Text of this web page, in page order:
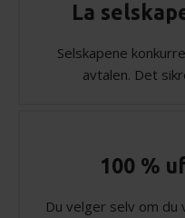
La
Selskapene
avtalen. Det
100 %
Du velger selv om du